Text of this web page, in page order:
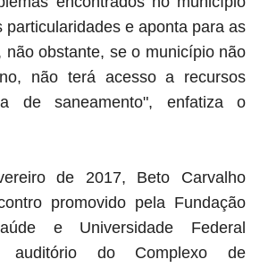
particularidades e aponta para as
não obstante, se o município não
não terá acesso a recursos
de saneamento", enfatiza o
de 2017, Beto Carvalho
promovido pela Fundação
e Universidade Federal
auditório do Complexo de